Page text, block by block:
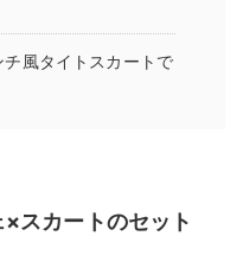
風タイトスカートで
スカートのセット